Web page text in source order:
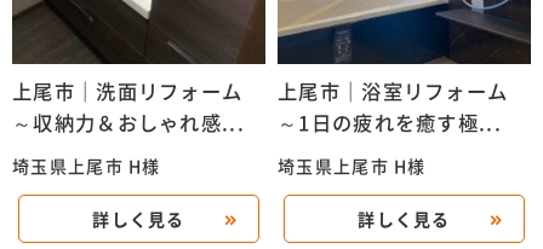
上尾市｜洗面リフォーム
～収納力＆おしゃれ感...
埼玉県上尾市 H様
詳しく見る
上尾市｜浴室リフォーム
～1日の疲れを癒す極...
埼玉県上尾市 H様
詳しく見る